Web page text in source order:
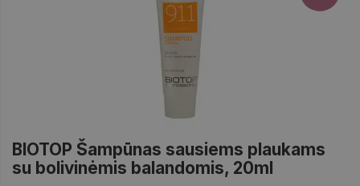
BIOTOP Šampūnas sausiems plaukams
su bolivinėmis balandomis, 20ml